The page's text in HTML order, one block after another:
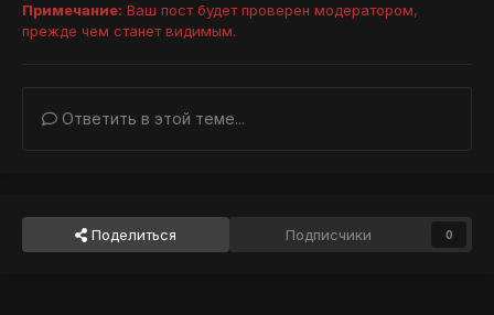
Примечание: Ваш пост будет проверен модератором,
прежде чем станет видимым.
Ответить в этой теме...
Поделиться Подписчики 0